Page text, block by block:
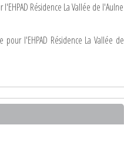
Résidence La Vallée de l'Aulne
l'EHPAD Résidence La Vallée de